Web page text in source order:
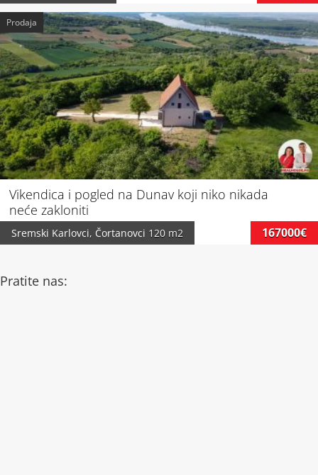
Prodaja
Vikendica i pogled na Dunav koji niko nikada
neće zakloniti
Sremski Karlovci, Čortanovci 120 m2 167000€
Pratite nas: